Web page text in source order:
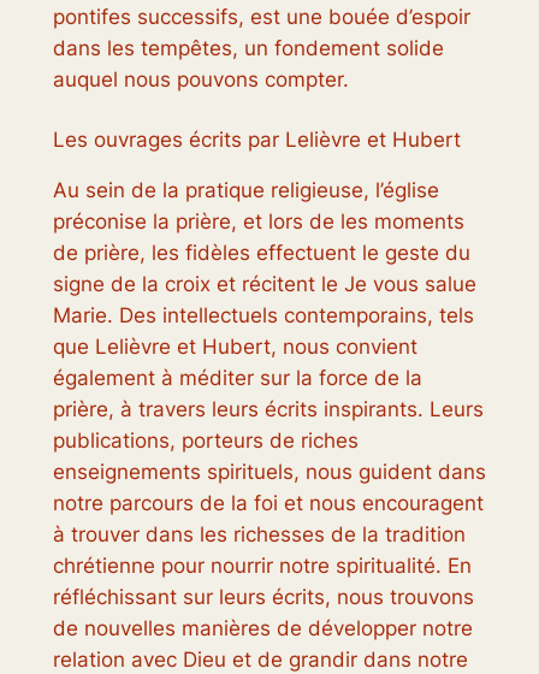
pontifes successifs, est une bouée d’espoir
dans les tempêtes, un fondement solide
auquel nous pouvons compter.
Les ouvrages écrits par Lelièvre et Hubert
Au sein de la pratique religieuse, l’église
préconise la prière, et lors de les moments
de prière, les fidèles effectuent le geste du
signe de la croix et récitent le Je vous salue
Marie. Des intellectuels contemporains, tels
que Lelièvre et Hubert, nous convient
également à méditer sur la force de la
prière, à travers leurs écrits inspirants. Leurs
publications, porteurs de riches
enseignements spirituels, nous guident dans
notre parcours de la foi et nous encouragent
à trouver dans les richesses de la tradition
chrétienne pour nourrir notre spiritualité. En
réfléchissant sur leurs écrits, nous trouvons
de nouvelles manières de développer notre
relation avec Dieu et de grandir dans notre